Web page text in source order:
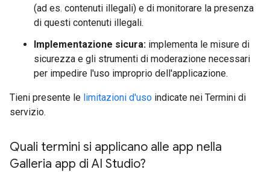
(ad es. contenuti illegali) e di monitorare la presenza
di questi contenuti illegali.
Implementazione sicura: implementa le misure di
sicurezza e gli strumenti di moderazione necessari
per impedire l'uso improprio dell'applicazione.
Tieni presente le limitazioni d'uso indicate nei Termini di
servizio.
Quali termini si applicano alle app nella
Galleria app di AI Studio?